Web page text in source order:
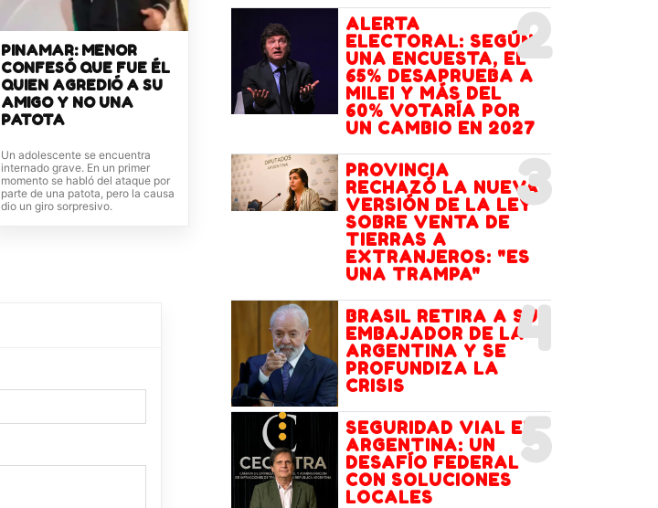
PINAMAR: MENOR
CONFESÓ QUE FUE ÉL
QUIEN AGREDIÓ A SU
AMIGO Y NO UNA
PATOTA
Un adolescente se encuentra
internado grave. En un primer
momento se habló del ataque por
parte de una patota, pero la causa
dio un giro sorpresivo.
2
ALERTA
ELECTORAL: SEGÚN
UNA ENCUESTA, EL
65% DESAPRUEBA A
MILEI Y MÁS DEL
60% VOTARÍA POR
UN CAMBIO EN 2027
3
PROVINCIA
RECHAZÓ LA NUEVA
VERSIÓN DE LA LEY
SOBRE VENTA DE
TIERRAS A
EXTRANJEROS: "ES
UNA TRAMPA"
4
BRASIL RETIRA A SU
EMBAJADOR DE LA
ARGENTINA Y SE
PROFUNDIZA LA
CRISIS
5
SEGURIDAD VIAL EN
ARGENTINA: UN
DESAFÍO FEDERAL
CON SOLUCIONES
LOCALES